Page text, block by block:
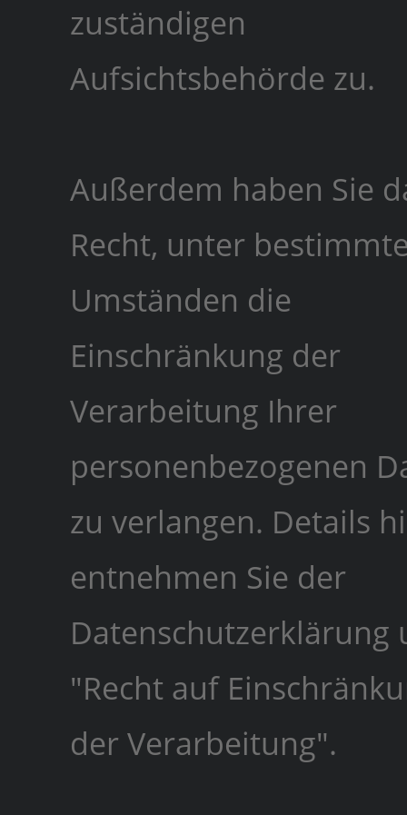
zuständigen
Aufsichtsbehörde zu.
Außerdem haben Sie
Recht, unter
Umständen die
Einschränkung der
Verarbeitung Ihrer
personenbezogenen
zu verlangen. Details
entnehmen Sie der
Datenschutzerklärung
"Recht auf
der Verarbeitung".